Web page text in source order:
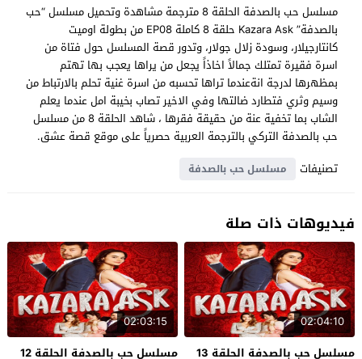
مسلسل حب بالصدفة الحلقة 8 مترجمة مشاهدة وتحميل مسلسل “حب
بالصدفة” Kazara Ask حلقة 8 كاملة EP08 من بطولة اوميت
كانتارجيلار، وسودة زلال جولار، وتدور قصة المسلسل حول فتاة من
اسرة فقيرة تمتلك جمالاً اخاذاً يجعل من يراها يعجب بها تهتم
بمظهرها لدرجة انةعندما تراها تحسبه من اسرة غنية تحلم بالارتباط من
وسيم وثري فتطارد ضالتها وفي الاخير تصاب بخيبة امل عندما يعلم
الشاب بما تخفية عنة من حقيقة فقرها ، شاهد الحلقة 8 من مسلسل
حب بالصدفة التركي بالترجمة العربية حصرياً على موقع قصة عشق.
تصنيفات
مسلسل حب بالصدفة
فيديوهات ذات صلة
02:04:10
مسلسل حب بالصدفة الحلقة 13
02:03:15
مسلسل حب بالصدفة الحلقة 12